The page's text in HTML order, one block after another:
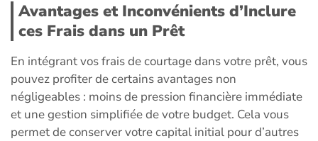
Avantages et Inconvénients d’Inclure
ces Frais dans un Prêt
En intégrant vos frais de courtage dans votre prêt, vous
pouvez profiter de certains avantages non
négligeables : moins de pression financière immédiate
et une gestion simplifiée de votre budget. Cela vous
permet de conserver votre capital initial pour d’autres